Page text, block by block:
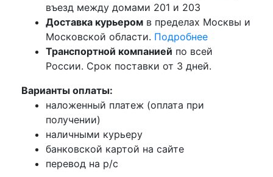
въезд между домами 201 и 203
Доставка курьером в пределах Москвы и
Московской области. Подробнее
Транспортной компанией по всей
России. Срок поставки от 3 дней.
Варианты оплаты:
наложенный платеж (оплата при
получении)
наличными курьеру
банковской картой на сайте
перевод на р/с